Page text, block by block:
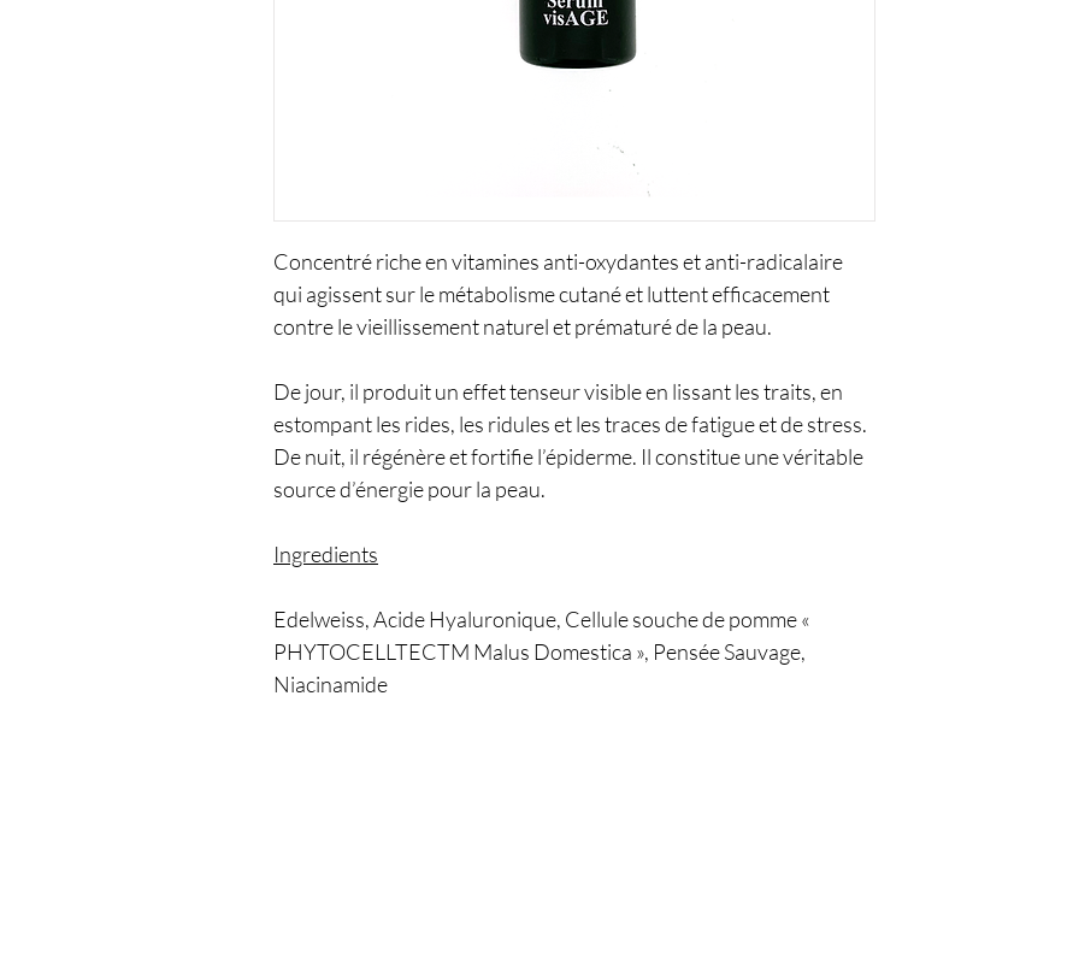
Concentré riche en vitamines anti-oxydantes et anti-radicalaire
qui agissent sur le métabolisme cutané et luttent efficacement
contre le vieillissement naturel et prématuré de la peau.​
De jour, il produit un effet tenseur visible en lissant les traits, en
estompant les rides, les ridules et les traces de fatigue et de stress.
De nuit, il régénère et fortifie l’épiderme. Il constitue une véritable
source d’énergie pour la peau.
Ingredients
Edelweiss, Acide Hyaluronique, Cellule souche de pomme «
PHYTOCELLTECTM Malus Domestica », Pensée Sauvage,
Niacinamide